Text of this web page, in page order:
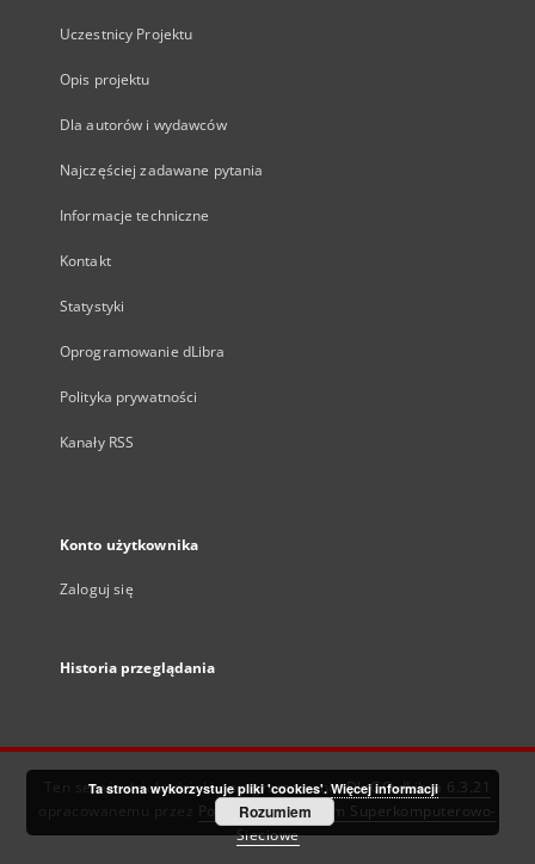
Uczestnicy Projektu
Opis projektu
Dla autorów i wydawców
Najczęściej zadawane pytania
Informacje techniczne
Kontakt
Statystyki
Oprogramowanie dLibra
Polityka prywatności
Kanały RSS
Konto użytkownika
Zaloguj się
Historia przeglądania
Ten serwis działa dzięki oprogramowaniuDInGO dLibra 6.3.21
Poznańskie Centrum Superkomputerowo-
Sieciowe
Ta strona wykorzystuje pliki 'cookies'. Więcej informacji
Rozumiem